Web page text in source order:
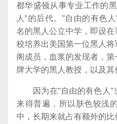
都华盛顿从事专业工作的
人"的后代。"自由的有色
名的黑人公立中学，即设
校培养出美国第一位黑人
阁成员，血浆的发现者，
牌大学的黑人教授，以及其
因为在"自由的有色人"
来得普遍，所以肤色较浅
中，长期来就占有额外的